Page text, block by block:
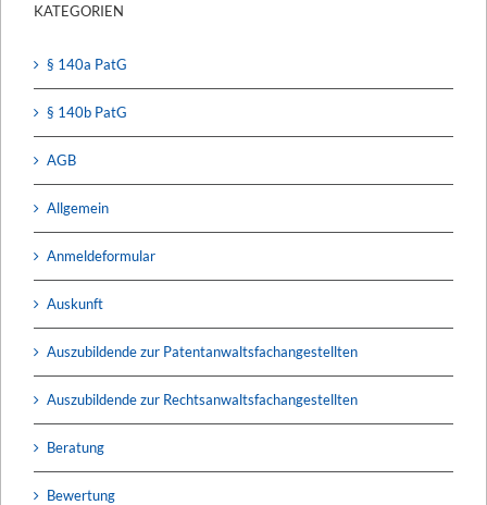
KATEGORIEN
§ 140a PatG
§ 140b PatG
AGB
Allgemein
Anmeldeformular
Auskunft
Auszubildende zur Patentanwaltsfachangestellten
Auszubildende zur Rechtsanwaltsfachangestellten
Beratung
Bewertung